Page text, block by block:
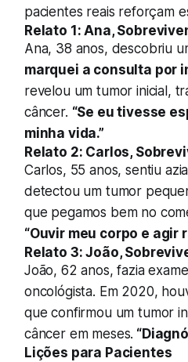
pacientes reais reforçam
Relato 1: Ana,
Ana, 38 anos, descobriu
marquei a consulta por
revelou um tumor inicial,
câncer. “Se eu tivesse
minha vida.”
Relato 2: Carlos,
Carlos, 55 anos, sentiu
detectou um tumor
que pegamos bem no
“Ouvir meu corpo e agir
Relato 3: João,
João, 62 anos, fazia
oncológista. Em 2020,
que confirmou um tumor
câncer em meses.
Lições para Pacientes